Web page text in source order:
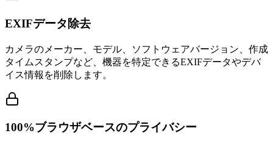
EXIFデータ除去
カメラのメーカー、モデル、ソフトウェアバージョン、作成
タイムスタンプなど、機器を特定できるEXIFデータやデバ
イス情報を削除します。
100%ブラウザベースのプライバシー